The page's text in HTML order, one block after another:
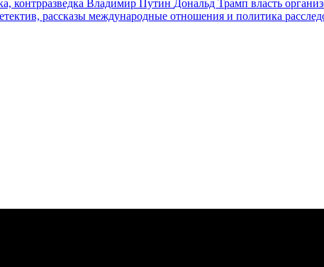
контрразведка Владимир Путин Дональд Трамп власть
рассказы международные отношения и политика